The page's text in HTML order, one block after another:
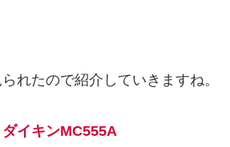
れたので紹介していきますね。
ダイキンMC555A